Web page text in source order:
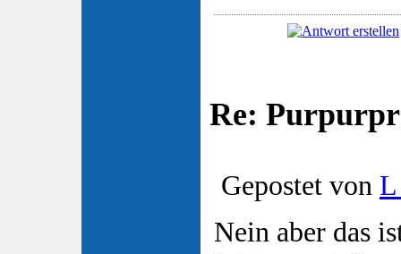
Re:
Gepostet von L
Nein aber das